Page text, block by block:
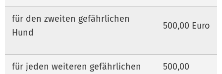
für den zweiten gefährlichen
Hund
500,00 Euro
für jeden weiteren gefährlichen
500,00